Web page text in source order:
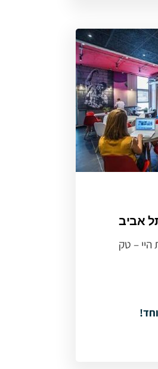
אביב
היי – טק